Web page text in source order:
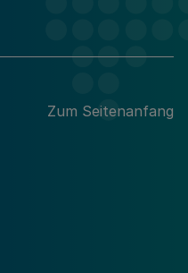
Zum Seitenanfang